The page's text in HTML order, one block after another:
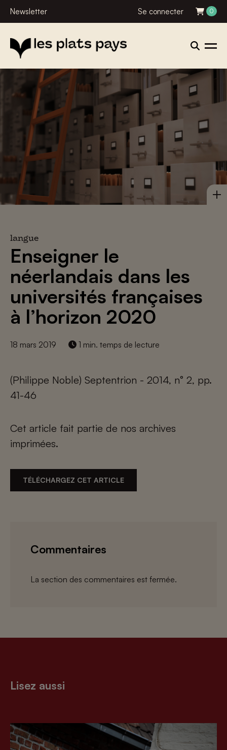
Newsletter Se connecter 0
langue
Enseigner le
néerlandais dans les
universités françaises
à l’horizon 2020
18 mars 2019 1 min. temps de lecture
(Philippe Noble) Septentrion - 2014, n° 2, pp.
41-46
Cet article fait partie de nos archives
imprimées.
TÉLÉCHARGEZ CET ARTICLE
Commentaires
La section des commentaires est fermée.
Lisez aussi